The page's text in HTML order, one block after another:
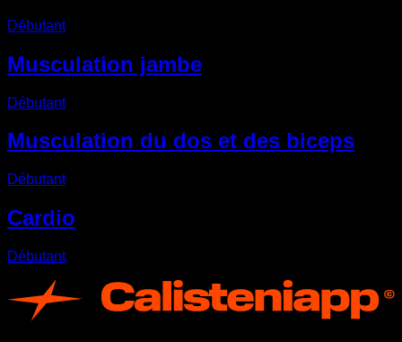
Débutant
Musculation jambe
Débutant
Musculation du dos et des biceps
Débutant
Cardio
Débutant